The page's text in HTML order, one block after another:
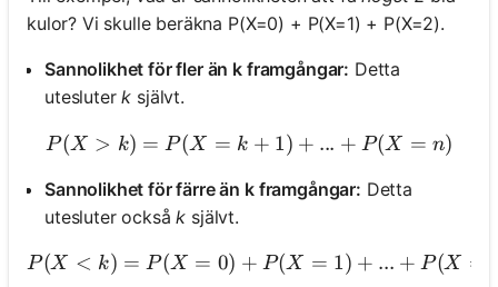
kulor? Vi skulle beräkna P(X=0) + P(X=1) + P(X=2).
Sannolikhet för fler än k framgångar: Detta
utesluterk självt.
P(X > k) = P(X = k+1) +
P(X > k) = P(X = k + 1) + ... + P(X = n)
Sannolikhet för färre än k framgångar: Detta
utesluter ocksåk självt.
P(X < k) = P(X = 0)
P(X < k) = P(X = 0) + P(X = 1) + ... + P(X =